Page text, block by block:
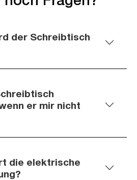
der Schreibtisch
er mir nicht
die elektrische